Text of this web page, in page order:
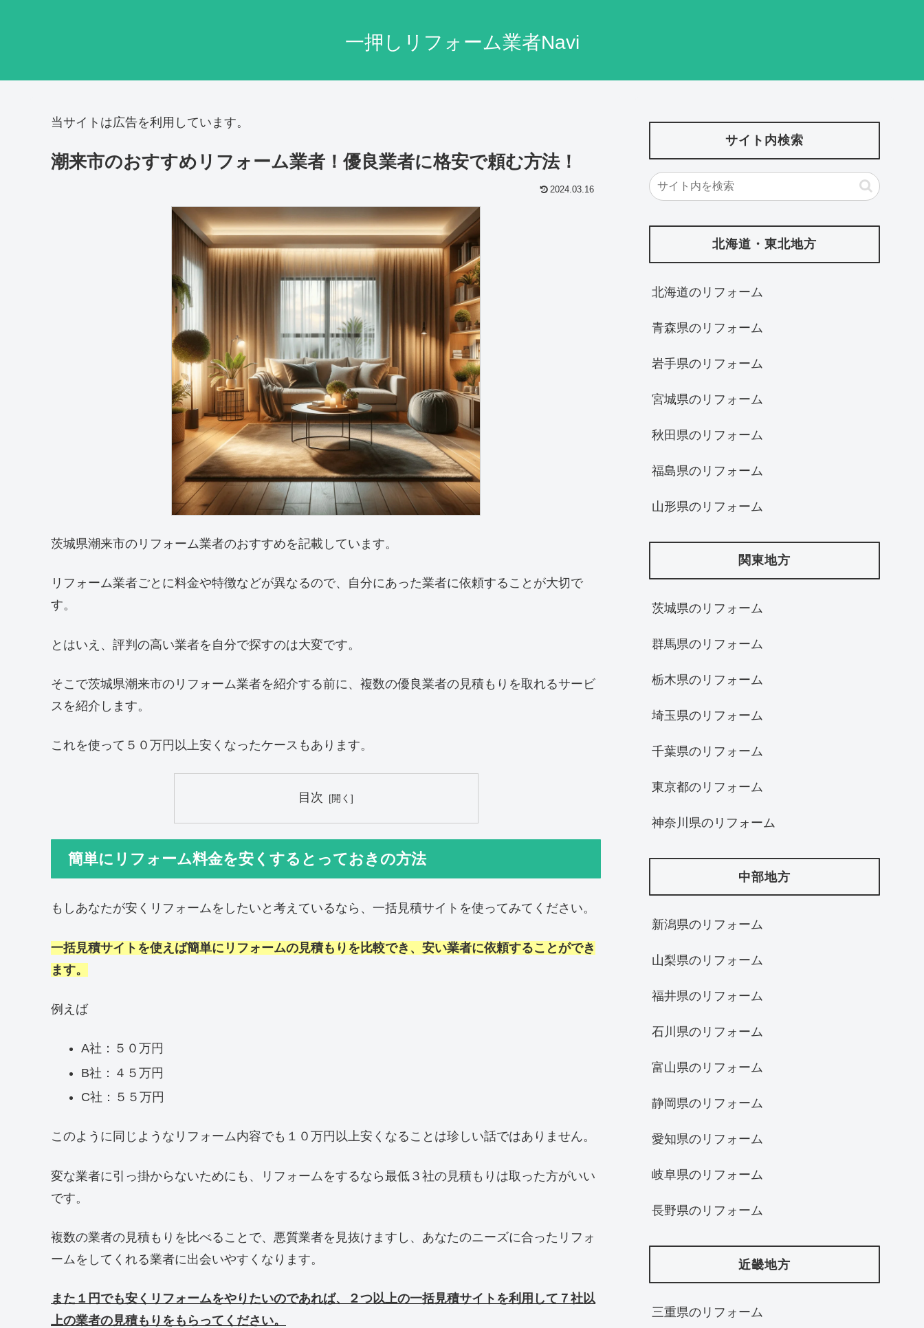
一押しリフォーム業者Navi
当サイトは広告を利用しています。
潮来市のおすすめリフォーム業者！優良業者に格安で頼む方法！
2024.03.16
茨城県潮来市のリフォーム業者のおすすめを記載しています。
リフォーム業者ごとに料金や特徴などが異なるので、自分にあった業者に依頼することが大切で
す。
とはいえ、評判の高い業者を自分で探すのは大変です。
そこで茨城県潮来市のリフォーム業者を紹介する前に、複数の優良業者の見積もりを取れるサービ
スを紹介します。
これを使って５０万円以上安くなったケースもあります。
目次
簡単にリフォーム料金を安くするとっておきの方法
もしあなたが安くリフォームをしたいと考えているなら、一括見積サイトを使ってみてください。
一括見積サイトを使えば簡単にリフォームの見積もりを比較でき、安い業者に依頼することができ
ます。
例えば
A社：５０万円
B社：４５万円
C社：５５万円
このように同じようなリフォーム内容でも１０万円以上安くなることは珍しい話ではありません。
変な業者に引っ掛からないためにも、リフォームをするなら最低３社の見積もりは取った方がいい
です。
複数の業者の見積もりを比べることで、悪質業者を見抜けますし、あなたのニーズに合ったリフォ
ームをしてくれる業者に出会いやすくなります。
また１円でも安くリフォームをやりたいのであれば、２つ以上の一括見積サイトを利用して７社以
上の業者の見積もりをもらってください。
サイト内検索
北海道・東北地方
北海道‎のリフォーム
青森県のリフォーム
岩手県のリフォーム
宮城県のリフォーム
秋田県のリフォーム
福島県のリフォーム
山形県のリフォーム
関東地方
茨城県のリフォーム
群馬県のリフォーム
栃木県のリフォーム
埼玉県のリフォーム
千葉県のリフォーム
東京都のリフォーム
神奈川県のリフォーム
中部地方
新潟県のリフォーム
山梨県のリフォーム
福井県のリフォーム
石川県のリフォーム
富山県のリフォーム
静岡県のリフォーム
愛知県のリフォーム
岐阜県のリフォーム
長野県のリフォーム
近畿地方
三重県のリフォーム